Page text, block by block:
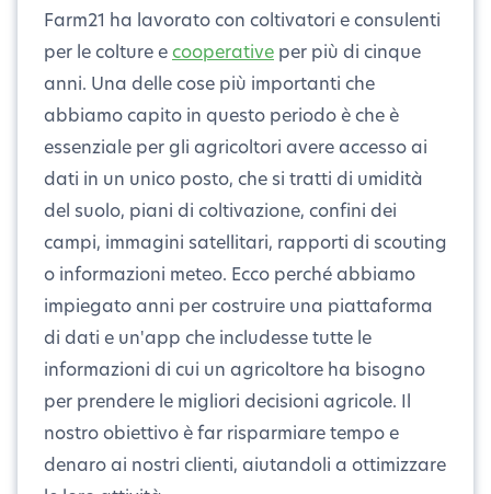
Farm21 ha lavorato con coltivatori e consulenti
per le colture ecooperative per più di cinque
anni. Una delle cose più importanti che
abbiamo capito in questo periodo è che è
essenziale per gli agricoltori avere accesso ai
dati in un unico posto, che si tratti di umidità
del suolo, piani di coltivazione, confini dei
campi, immagini satellitari, rapporti di scouting
o informazioni meteo. Ecco perché abbiamo
impiegato anni per costruire una piattaforma
di dati e un'app che includesse tutte le
informazioni di cui un agricoltore ha bisogno
per prendere le migliori decisioni agricole. Il
nostro obiettivo è far risparmiare tempo e
denaro ai nostri clienti, aiutandoli a ottimizzare